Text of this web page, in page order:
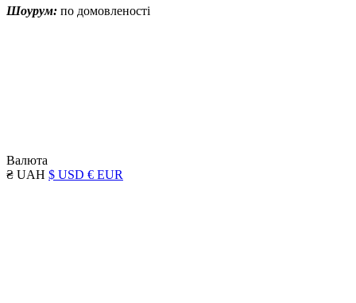
Шоурум: по домовленості
Валюта
₴ UAH $ USD € EUR